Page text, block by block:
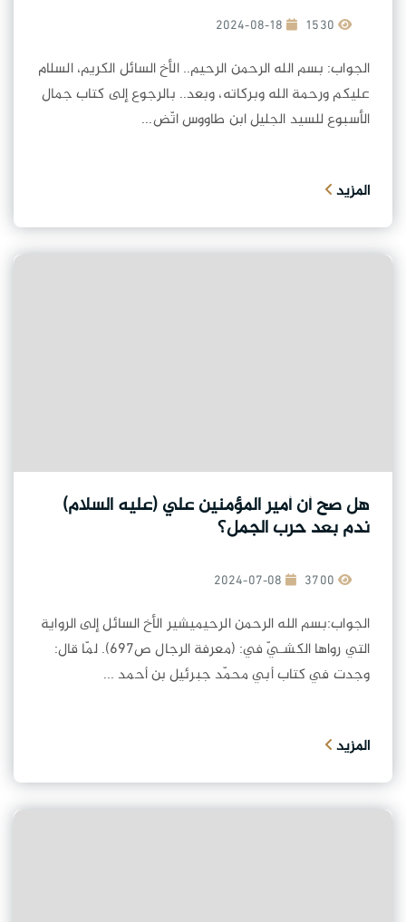
2024-08-18
الجواب: بسم الله الرحمن الرحيم.. الأخ السائل الكريم، السلام
عليكم ورحمة الله وبركاته، وبعد.. بالرجوع إلى كتاب جمال
الأسبوع للسيد الجليل ابن طاووس اتّض...
المزيد
هل صح أن أمير المؤمنين علي (عليه السلام)
ندم بعد حرب الجمل؟
2024-07-08
الجواب:بسم الله الرحمن الرحيميشير الأخ السائل إلى الرواية
التي رواها الكشـيّ في: (معرفة الرجال ص697). لمّا قال:
وجدت في كتاب أبي محمّد جبرئيل بن أحمد ...
المزيد